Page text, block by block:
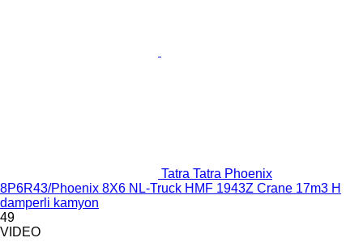
Tatra Tatra Phoenix
8P6R43/Phoenix 8X6 NL-Truck HMF 1943Z Crane 17m3 H
damperli kamyon
49
VIDEO